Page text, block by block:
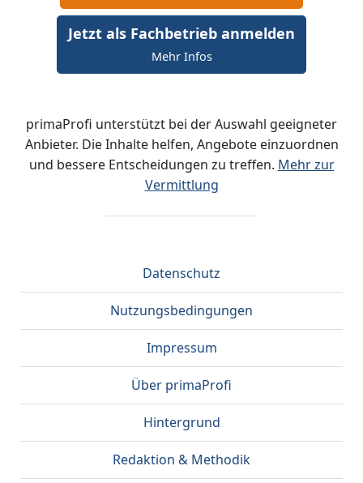
Jetzt als Fachbetrieb anmelden
Mehr Infos
primaProfi unterstützt bei der Auswahl geeigneter
Anbieter. Die Inhalte helfen, Angebote einzuordnen
und bessere Entscheidungen zu treffen. Mehr zur
Vermittlung
Datenschutz
Nutzungsbedingungen
Impressum
Über primaProfi
Hintergrund
Redaktion & Methodik